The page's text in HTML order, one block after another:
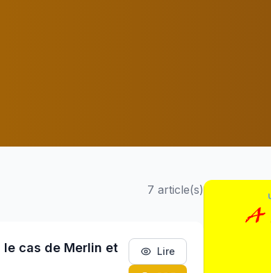
7 article(s)
cas de Merlin et
Lire